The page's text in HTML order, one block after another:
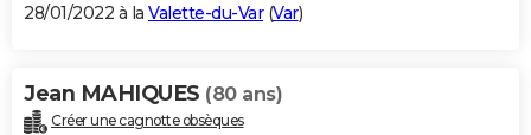
28/01/2022 à la Valette-du-Var(Var)
Jean MAHIQUES (80 ans)
Créer une cagnotte obsèques